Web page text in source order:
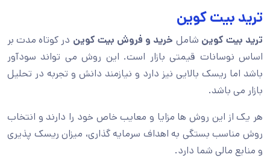
ترید بیت کوین
ترید بیت کوین شامل خرید و فروش بیت کوین در کوتاه مدت بر
اساس نوسانات قیمتی بازار است. این روش می تواند سودآور
باشد اما ریسک بالایی نیز دارد و نیازمند دانش و تجربه در تحلیل
بازار می باشد.
هر یک از این روش ها مزایا و معایب خاص خود را دارند و انتخاب
روش مناسب بستگی به اهداف سرمایه گذاری، میزان ریسک پذیری
و منابع مالی شما دارد.